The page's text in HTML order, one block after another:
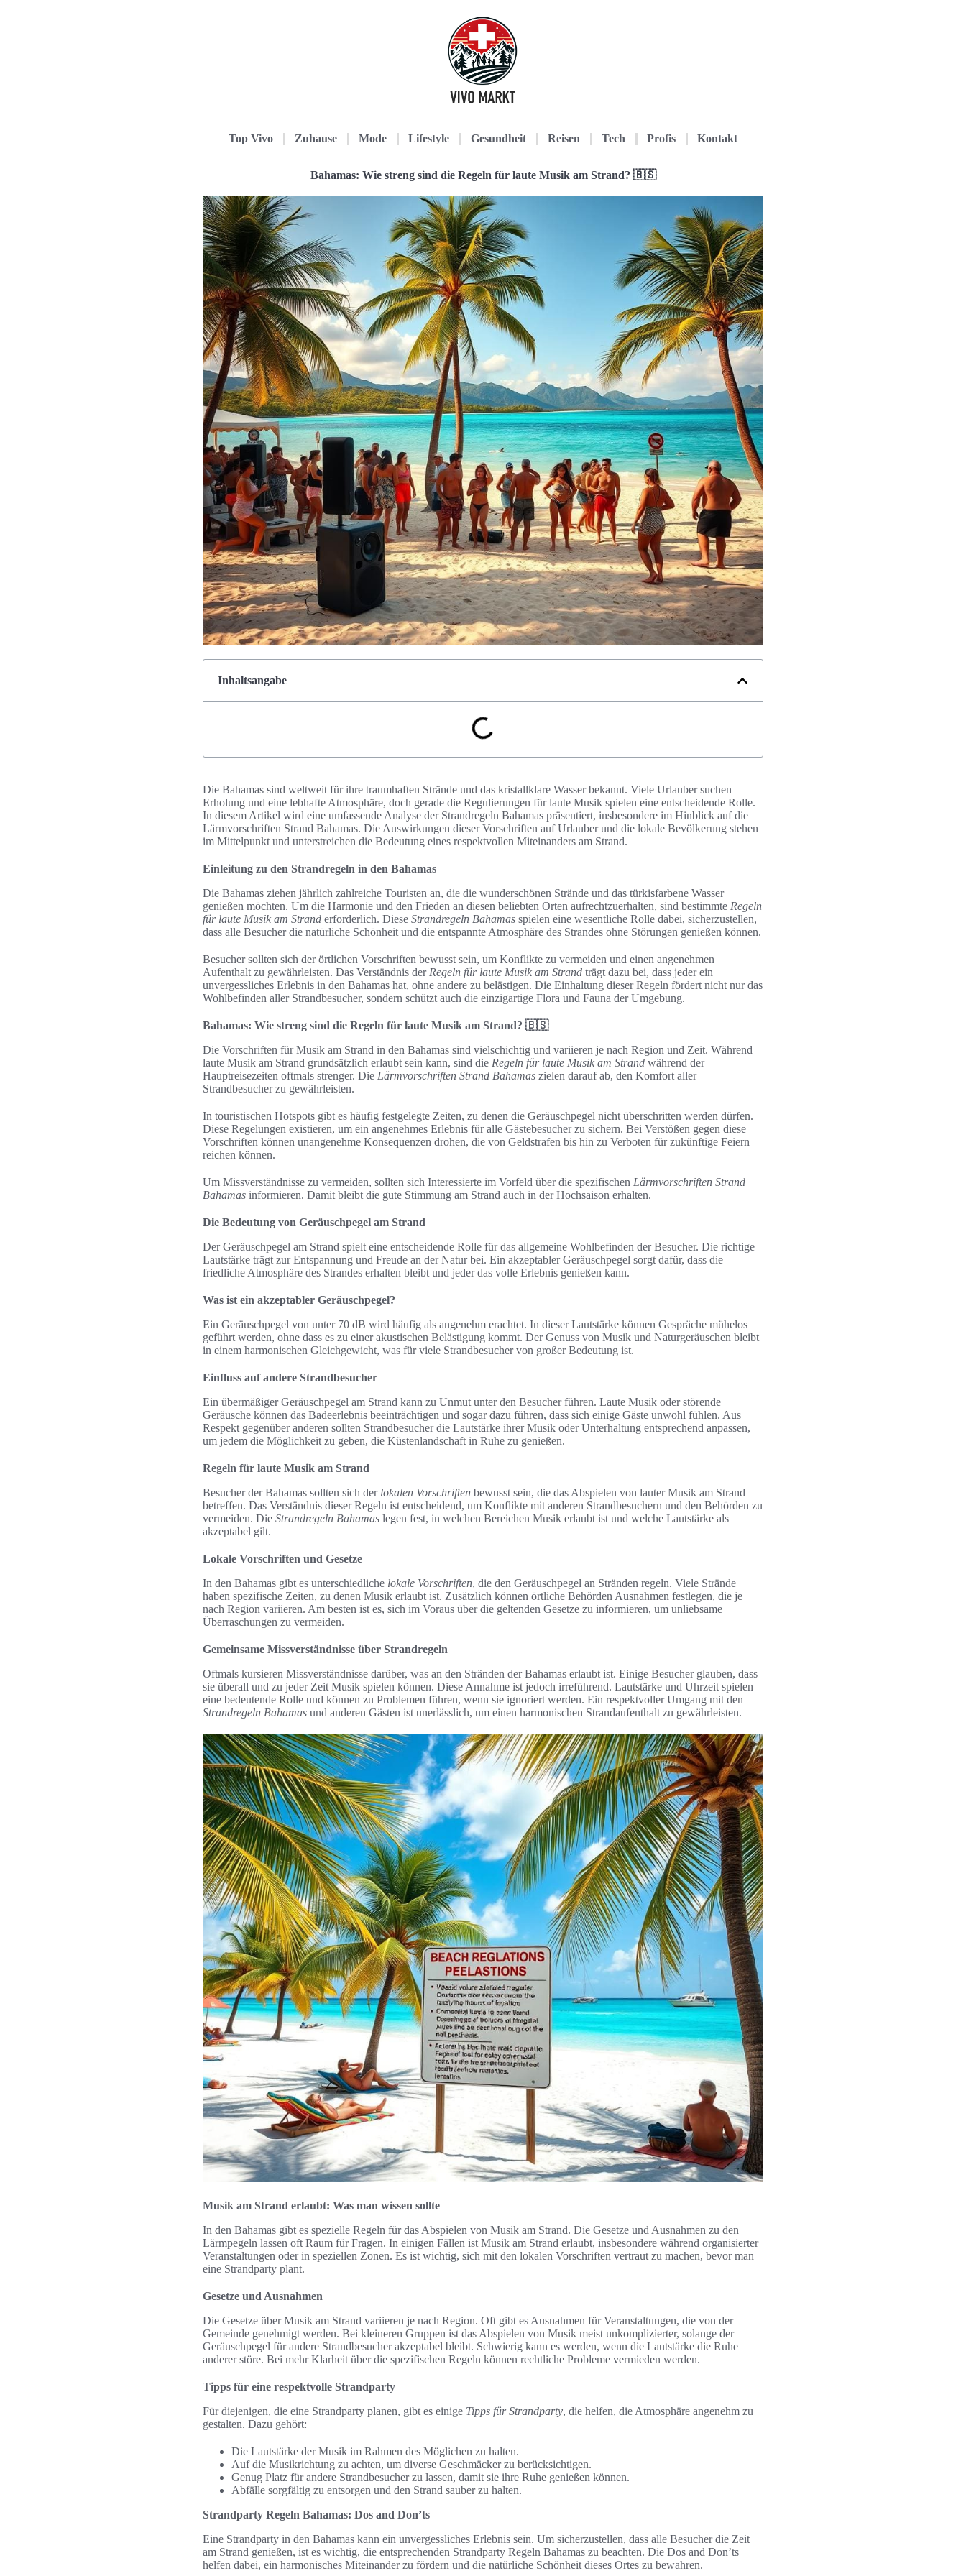
Top Vivo Zuhause Mode Lifestyle Gesundheit Reisen Tech Profis Kontakt
Bahamas: Wie streng sind die Regeln für laute Musik am Strand? 🇧🇸
Inhaltsangabe
Die Bahamas sind weltweit für ihre traumhaften Strände und das kristallklare Wasser bekannt. Viele Urlauber suchen
Erholung und eine lebhafte Atmosphäre, doch gerade die Regulierungen für laute Musik spielen eine entscheidende Rolle.
In diesem Artikel wird eine umfassende Analyse der Strandregeln Bahamas präsentiert, insbesondere im Hinblick auf die
Lärmvorschriften Strand Bahamas. Die Auswirkungen dieser Vorschriften auf Urlauber und die lokale Bevölkerung stehen
im Mittelpunkt und unterstreichen die Bedeutung eines respektvollen Miteinanders am Strand.
Einleitung zu den Strandregeln in den Bahamas
Die Bahamas ziehen jährlich zahlreiche Touristen an, die die wunderschönen Strände und das türkisfarbene Wasser
genießen möchten. Um die Harmonie und den Frieden an diesen beliebten Orten aufrechtzuerhalten, sind bestimmte Regeln
für laute Musik am Strand erforderlich. Diese Strandregeln Bahamas spielen eine wesentliche Rolle dabei, sicherzustellen,
dass alle Besucher die natürliche Schönheit und die entspannte Atmosphäre des Strandes ohne Störungen genießen können.
Besucher sollten sich der örtlichen Vorschriften bewusst sein, um Konflikte zu vermeiden und einen angenehmen
Aufenthalt zu gewährleisten. Das Verständnis der Regeln für laute Musik am Strand trägt dazu bei, dass jeder ein
unvergessliches Erlebnis in den Bahamas hat, ohne andere zu belästigen. Die Einhaltung dieser Regeln fördert nicht nur das
Wohlbefinden aller Strandbesucher, sondern schützt auch die einzigartige Flora und Fauna der Umgebung.
Bahamas: Wie streng sind die Regeln für laute Musik am Strand? 🇧🇸
Die Vorschriften für Musik am Strand in den Bahamas sind vielschichtig und variieren je nach Region und Zeit. Während
laute Musik am Strand grundsätzlich erlaubt sein kann, sind die Regeln für laute Musik am Strand während der
Hauptreisezeiten oftmals strenger. Die Lärmvorschriften Strand Bahamas zielen darauf ab, den Komfort aller
Strandbesucher zu gewährleisten.
In touristischen Hotspots gibt es häufig festgelegte Zeiten, zu denen die Geräuschpegel nicht überschritten werden dürfen.
Diese Regelungen existieren, um ein angenehmes Erlebnis für alle Gästebesucher zu sichern. Bei Verstößen gegen diese
Vorschriften können unangenehme Konsequenzen drohen, die von Geldstrafen bis hin zu Verboten für zukünftige Feiern
reichen können.
Um Missverständnisse zu vermeiden, sollten sich Interessierte im Vorfeld über die spezifischen Lärmvorschriften Strand
Bahamas informieren. Damit bleibt die gute Stimmung am Strand auch in der Hochsaison erhalten.
Die Bedeutung von Geräuschpegel am Strand
Der Geräuschpegel am Strand spielt eine entscheidende Rolle für das allgemeine Wohlbefinden der Besucher. Die richtige
Lautstärke trägt zur Entspannung und Freude an der Natur bei. Ein akzeptabler Geräuschpegel sorgt dafür, dass die
friedliche Atmosphäre des Strandes erhalten bleibt und jeder das volle Erlebnis genießen kann.
Was ist ein akzeptabler Geräuschpegel?
Ein Geräuschpegel von unter 70 dB wird häufig als angenehm erachtet. In dieser Lautstärke können Gespräche mühelos
geführt werden, ohne dass es zu einer akustischen Belästigung kommt. Der Genuss von Musik und Naturgeräuschen bleibt
in einem harmonischen Gleichgewicht, was für viele Strandbesucher von großer Bedeutung ist.
Einfluss auf andere Strandbesucher
Ein übermäßiger Geräuschpegel am Strand kann zu Unmut unter den Besucher führen. Laute Musik oder störende
Geräusche können das Badeerlebnis beeinträchtigen und sogar dazu führen, dass sich einige Gäste unwohl fühlen. Aus
Respekt gegenüber anderen sollten Strandbesucher die Lautstärke ihrer Musik oder Unterhaltung entsprechend anpassen,
um jedem die Möglichkeit zu geben, die Küstenlandschaft in Ruhe zu genießen.
Regeln für laute Musik am Strand
Besucher der Bahamas sollten sich der lokalen Vorschriften bewusst sein, die das Abspielen von lauter Musik am Strand
betreffen. Das Verständnis dieser Regeln ist entscheidend, um Konflikte mit anderen Strandbesuchern und den Behörden zu
vermeiden. Die Strandregeln Bahamas legen fest, in welchen Bereichen Musik erlaubt ist und welche Lautstärke als
akzeptabel gilt.
Lokale Vorschriften und Gesetze
In den Bahamas gibt es unterschiedliche lokale Vorschriften, die den Geräuschpegel an Stränden regeln. Viele Strände
haben spezifische Zeiten, zu denen Musik erlaubt ist. Zusätzlich können örtliche Behörden Ausnahmen festlegen, die je
nach Region variieren. Am besten ist es, sich im Voraus über die geltenden Gesetze zu informieren, um unliebsame
Überraschungen zu vermeiden.
Gemeinsame Missverständnisse über Strandregeln
Oftmals kursieren Missverständnisse darüber, was an den Stränden der Bahamas erlaubt ist. Einige Besucher glauben, dass
sie überall und zu jeder Zeit Musik spielen können. Diese Annahme ist jedoch irreführend. Lautstärke und Uhrzeit spielen
eine bedeutende Rolle und können zu Problemen führen, wenn sie ignoriert werden. Ein respektvoller Umgang mit den
Strandregeln Bahamas und anderen Gästen ist unerlässlich, um einen harmonischen Strandaufenthalt zu gewährleisten.
Musik am Strand erlaubt: Was man wissen sollte
In den Bahamas gibt es spezielle Regeln für das Abspielen von Musik am Strand. Die Gesetze und Ausnahmen zu den
Lärmpegeln lassen oft Raum für Fragen. In einigen Fällen ist Musik am Strand erlaubt, insbesondere während organisierter
Veranstaltungen oder in speziellen Zonen. Es ist wichtig, sich mit den lokalen Vorschriften vertraut zu machen, bevor man
eine Strandparty plant.
Gesetze und Ausnahmen
Die Gesetze über Musik am Strand variieren je nach Region. Oft gibt es Ausnahmen für Veranstaltungen, die von der
Gemeinde genehmigt werden. Bei kleineren Gruppen ist das Abspielen von Musik meist unkomplizierter, solange der
Geräuschpegel für andere Strandbesucher akzeptabel bleibt. Schwierig kann es werden, wenn die Lautstärke die Ruhe
anderer störe. Bei mehr Klarheit über die spezifischen Regeln können rechtliche Probleme vermieden werden.
Tipps für eine respektvolle Strandparty
Für diejenigen, die eine Strandparty planen, gibt es einige Tipps für Strandparty, die helfen, die Atmosphäre angenehm zu
gestalten. Dazu gehört:
Die Lautstärke der Musik im Rahmen des Möglichen zu halten.
Auf die Musikrichtung zu achten, um diverse Geschmäcker zu berücksichtigen.
Genug Platz für andere Strandbesucher zu lassen, damit sie ihre Ruhe genießen können.
Abfälle sorgfältig zu entsorgen und den Strand sauber zu halten.
Strandparty Regeln Bahamas: Dos and Don’ts
Eine Strandparty in den Bahamas kann ein unvergessliches Erlebnis sein. Um sicherzustellen, dass alle Besucher die Zeit
am Strand genießen, ist es wichtig, die entsprechenden Strandparty Regeln Bahamas zu beachten. Die Dos and Don’ts
helfen dabei, ein harmonisches Miteinander zu fördern und die natürliche Schönheit dieses Ortes zu bewahren.